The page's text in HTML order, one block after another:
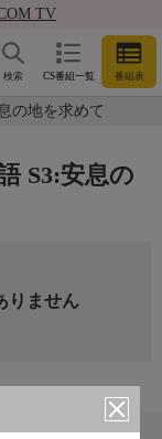
TV
CS番組一覧 番組表
検索
の地を求めて
S3:安息の
りません